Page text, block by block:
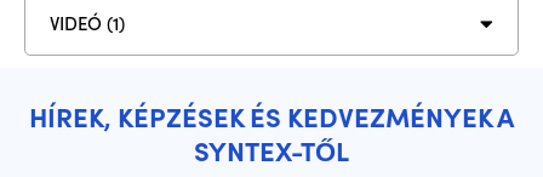
VIDEÓ (1)
HÍREK, KÉPZÉSEK ÉS KEDVEZMÉNYEK A
SYNTEX-TŐL